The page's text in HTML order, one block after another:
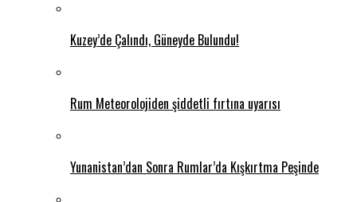
Kuzey’de Çalındı, Güneyde Bulundu!
Rum Meteorolojiden şiddetli fırtına uyarısı
Yunanistan’dan Sonra Rumlar’da Kışkırtma Peşinde